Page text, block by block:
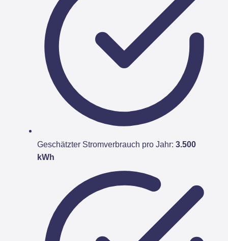
Geschätzter Stromverbrauch pro Jahr: 3.500
kWh